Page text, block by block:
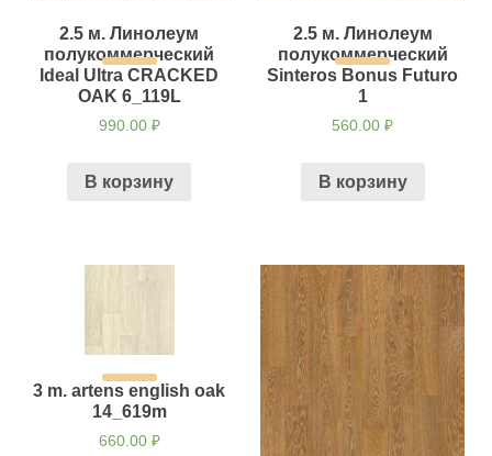
2.5 м. Линолеум
полукоммерческий
Ideal Ultra CRACKED
OAK 6_119L
990.00 ₽
В корзину
2.5 м. Линолеум
полукоммерческий
Sinteros Bonus Futuro
1
560.00₽
В корзину
3 m. artens english oak
14_619m
660.00 ₽